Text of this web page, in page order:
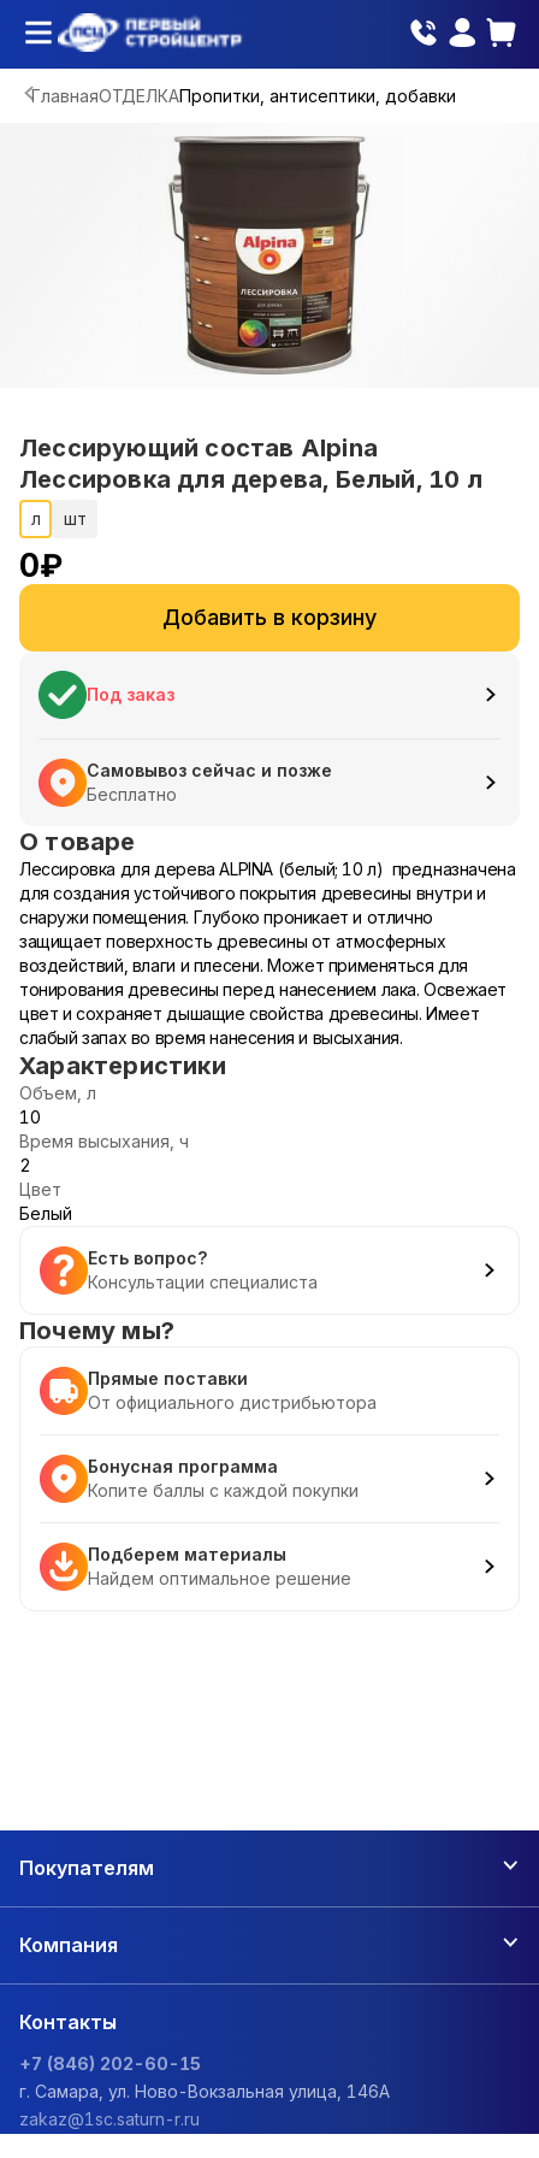
ГлавнаяОТДЕЛКАПропитки, антисептики, добавки
Лессирующий состав Alpina
Лессировка для дерева, Белый, 10 л
л шт
0₽
Добавить в корзину
Под заказ
Самовывоз сейчас и позже
Бесплатно
О товаре
Лессировка для дерева ALPINA (белый; 10 л) предназначена
для создания устойчивого покрытия древесины внутри и
снаружи помещения. Глубоко проникает и отлично
защищает поверхность древесины от атмосферных
воздействий, влаги и плесени. Может применяться для
тонирования древесины перед нанесением лака. Освежает
цвет и сохраняет дышащие свойства древесины. Имеет
слабый запах во время нанесения и высыхания.
Характеристики
Объем, л
10
Время высыхания, ч
2
Цвет
Белый
Есть вопрос?
Консультации специалиста
Почему мы?
Прямые поставки
От официального дистрибьютора
Бонусная программа
Копите баллы с каждой покупки
Подберем материалы
Найдем оптимальное решение
Покупателям
Компания
Контакты
+7 (846) 202-60-15
г. Самара, ул. Ново-Вокзальная улица, 146А
zakaz@1sc.saturn-r.ru